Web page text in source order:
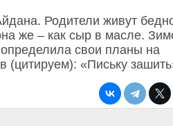
Родители живут
же – как сыр в масле.
свои планы на
(цитируем): «Письку